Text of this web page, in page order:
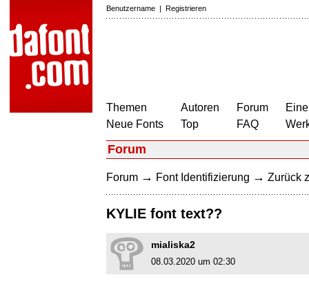
Benutzername | Registrieren
Themen
Neue Fonts
Autoren
Top
Forum
FAQ
Forum
Forum → Font Identifizierung → Zurück
KYLIE font text??
mialiska2
08.03.2020 um 02:30